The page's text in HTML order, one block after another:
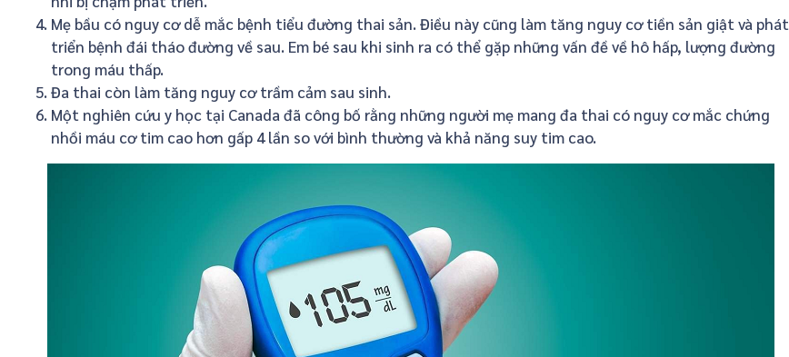
Mẹ bầu có nguy cơ dễ mắc bệnh tiểu đường thai sản. Điều này cũng làm tăng nguy cơ tiền sản giật và phát
triển bệnh đái tháo đường về sau. Em bé sau khi sinh ra có thể gặp những vấn đề về hô hấp, lượng đường
trong máu thấp.
Đa thai còn làm tăng nguy cơ trầm cảm sau sinh.
Một nghiên cứu y học tại Canada đã công bố rằng những người mẹ mang đa thai có nguy cơ mắc chứng
nhồi máu cơ tim cao hơn gấp 4 lần so với bình thường và khả năng suy tim cao.